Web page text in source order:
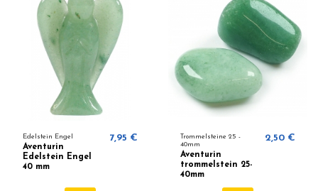
Edelstein Engel
Aventurin
Edelstein Engel
40 mm
7,95 €
Trommelsteine 25 -
40mm
Aventurin
trommelstein 25-
40mm
2,50 €